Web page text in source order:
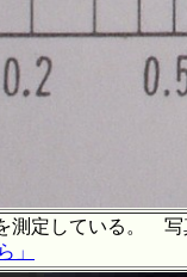
測定している。
」